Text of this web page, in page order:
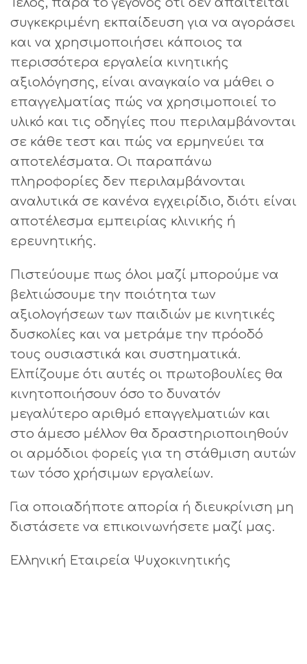
Τέλος, παρά το γεγονός ότι δεν απαιτείται
συγκεκριμένη εκπαίδευση για να αγοράσει
και να χρησιμοποιήσει κάποιος τα
περισσότερα εργαλεία κινητικής
αξιολόγησης, είναι αναγκαίο να μάθει ο
επαγγελματίας πώς να χρησιμοποιεί το
υλικό και τις οδηγίες που περιλαμβάνονται
σε κάθε τεστ και πώς να ερμηνεύει τα
αποτελέσματα. Οι παραπάνω
πληροφορίες δεν περιλαμβάνονται
αναλυτικά σε κανένα εγχειρίδιο, διότι είναι
αποτέλεσμα εμπειρίας κλινικής ή
ερευνητικής.
Πιστεύουμε πως όλοι μαζί μπορούμε να
βελτιώσουμε την ποιότητα των
αξιολογήσεων των παιδιών με κινητικές
δυσκολίες και να μετράμε την πρόοδό
τους ουσιαστικά και συστηματικά.
Ελπίζουμε ότι αυτές οι πρωτοβουλίες θα
κινητοποιήσουν όσο το δυνατόν
μεγαλύτερο αριθμό επαγγελματιών και
στο άμεσο μέλλον θα δραστηριοποιηθούν
οι αρμόδιοι φορείς για τη στάθμιση αυτών
των τόσο χρήσιμων εργαλείων.
Για οποιαδήποτε απορία ή διευκρίνιση μη
διστάσετε να επικοινωνήσετε μαζί μας.
Ελληνική Εταιρεία Ψυχοκινητικής